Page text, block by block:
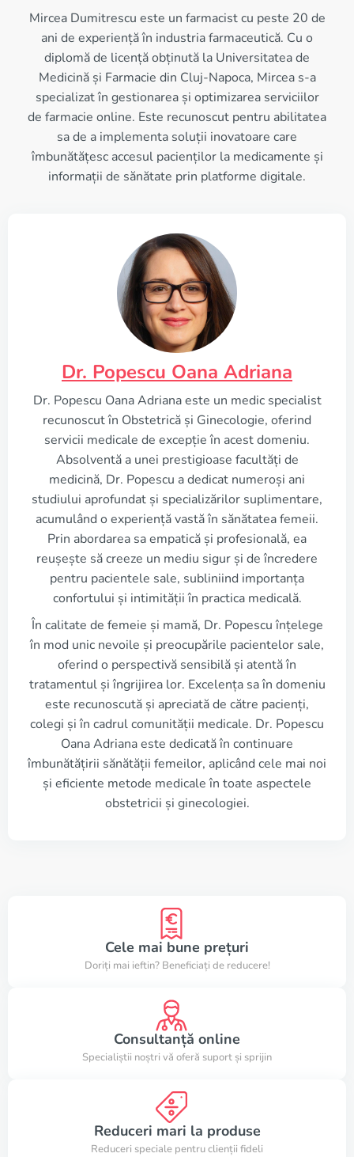
Mircea Dumitrescu este un farmacist cu peste 20 de
ani de experiență în industria farmaceutică. Cu o
diplomă de licență obținută la Universitatea de
Medicină și Farmacie din Cluj-Napoca, Mircea s-a
specializat în gestionarea și optimizarea serviciilor
de farmacie online. Este recunoscut pentru abilitatea
sa de a implementa soluții inovatoare care
îmbunătățesc accesul pacienților la medicamente și
informații de sănătate prin platforme digitale.
Dr. Popescu Oana Adriana
Dr. Popescu Oana Adriana este un medic specialist
recunoscut în Obstetrică și Ginecologie, oferind
servicii medicale de excepție în acest domeniu.
Absolventă a unei prestigioase facultăți de
medicină, Dr. Popescu a dedicat numeroși ani
studiului aprofundat și specializărilor suplimentare,
acumulând o experiență vastă în sănătatea femeii.
Prin abordarea sa empatică și profesională, ea
reușește să creeze un mediu sigur și de încredere
pentru pacientele sale, subliniind importanța
confortului și intimității în practica medicală.
În calitate de femeie și mamă, Dr. Popescu înțelege
în mod unic nevoile și preocupările pacientelor sale,
oferind o perspectivă sensibilă și atentă în
tratamentul și îngrijirea lor. Excelența sa în domeniu
este recunoscută și apreciată de către pacienți,
colegi și în cadrul comunității medicale. Dr. Popescu
Oana Adriana este dedicată în continuare
îmbunătățirii sănătății femeilor, aplicând cele mai noi
și eficiente metode medicale în toate aspectele
obstetricii și ginecologiei.
Cele mai bune prețuri
Doriți mai ieftin? Beneficiați de reducere!
Consultanță online
Specialiștii noștri vă oferă suport și sprijin
Reduceri mari la produse
Reduceri speciale pentru clienții fideli